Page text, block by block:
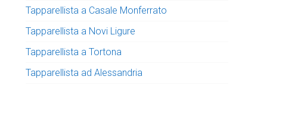
Tapparellista a Casale Monferrato
Tapparellista a Novi Ligure
Tapparellista a Tortona
Tapparellista ad Alessandria